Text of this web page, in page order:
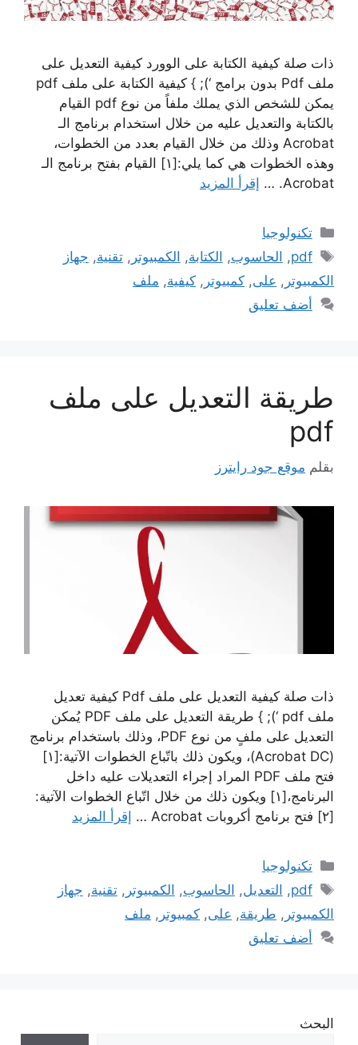
ذات صلة كيفية الكتابة على الوورد كيفية التعديل على
ملف Pdf بدون برامج ‘); } كيفية الكتابة على ملف pdf
يمكن للشخص الذي يملك ملفاً من نوع pdf القيام
بالكتابة والتعديل عليه من خلال استخدام برنامج الـ
Acrobat وذلك من خلال القيام بعدد من الخطوات،
وهذه الخطوات هي كما يلي:[١] القيام بفتح برنامج الـ
Acrobat. …
إقرأ المزيد
التصنيفات
تكنولوجيا
الوسوم
pdf
, الحاسوب, الكتابة, الكمبيوتر ,تقنية, جهاز
الكمبيوتر , على, كمبيوتر , كيفية, ملف
أضف تعليق
طريقة التعديل على ملف
pdf
بقلم موقع جود رايترز
ذات صلة كيفية التعديل على ملف Pdf كيفية تعديل
ملف pdf ‘); } طريقة التعديل على ملف PDF يُمكن
التعديل على ملفٍ من نوع PDF، وذلك باستخدام برنامج
(Acrobat DC)، ويكون ذلك باتّباع الخطوات الآتية:[١]
فتح ملف PDF المراد إجراء التعديلات عليه داخل
البرنامج،[١] ويكون ذلك من خلال اتّباع الخطوات الآتية:
[٢] فتح برنامج أكروبات Acrobat …
إقرأ المزيد
التصنيفات
تكنولوجيا
الوسوم
pdf
, التعديل, الحاسوب, الكمبيوتر ,تقنية, جهاز
الكمبيوتر , طريقة, على, كمبيوتر , ملف
أضف تعليق
البحث